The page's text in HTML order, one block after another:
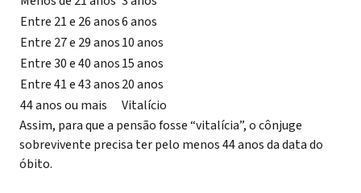
Entre 21 e 26 anos6 anos
Entre 27 e 29 anos10 anos
Entre 30 e 40 anos15 anos
Entre 41 e 43 anos20 anos
44 anos ou mais
Vitalício
Assim, para que a pensão fosse “vitalícia”, o cônjuge
sobrevivente precisa ter pelo menos 44 anos da data do
óbito.